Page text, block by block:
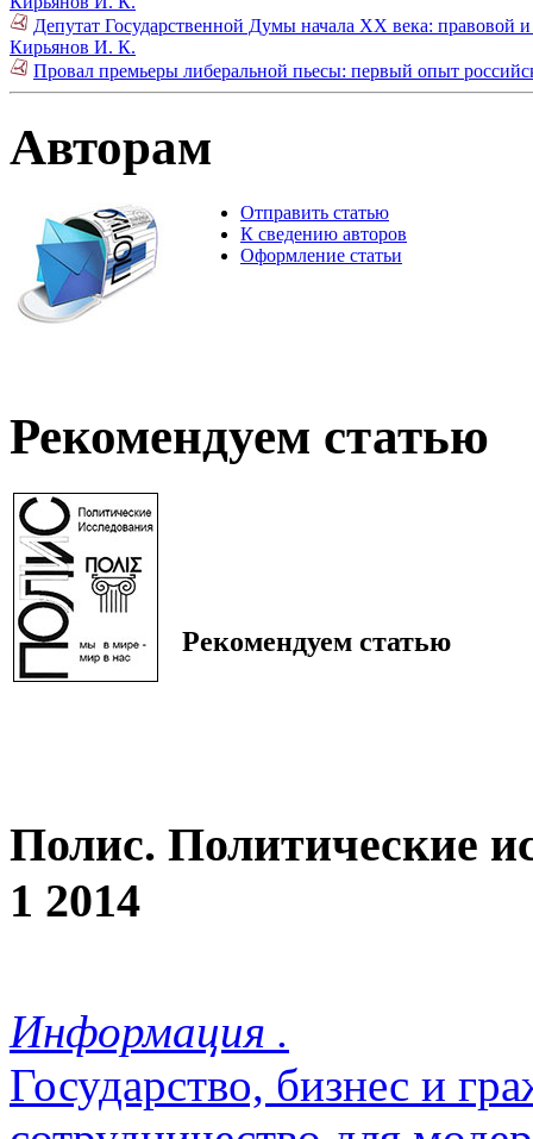
Депутат Государственной Думы начала XX века: правовой
Кирьянов И. К.
Провал премьеры либеральной пьесы: первый опыт
Авторам
Отправить статью
К сведению авторов
Оформление статьи
Рекомендуем статью
Рекомендуем статью
Полис. Политические
1 2014
Информация .
Государство, бизнес и